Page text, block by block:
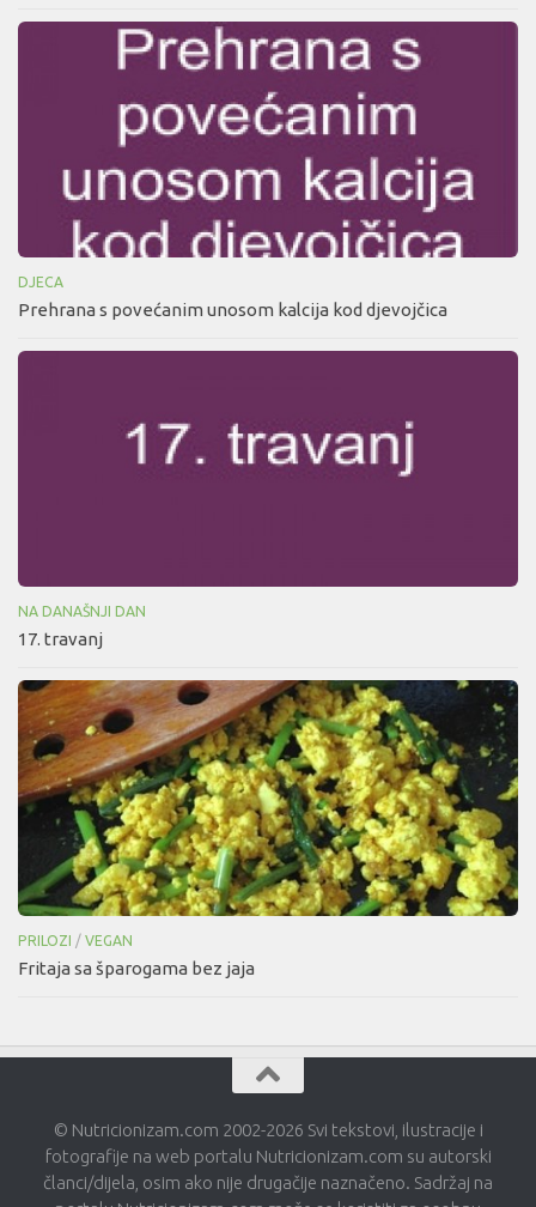
DJECA
Prehrana s povećanim unosom kalcija kod djevojčica
NA DANAŠNJI DAN
17. travanj
PRILOZI / VEGAN
Fritaja sa šparogama bez jaja
© Nutricionizam.com 2002-2026 Svi tekstovi, ilustracije i
fotografije na web portalu Nutricionizam.com su autorski
članci/dijela, osim ako nije drugačije naznačeno. Sadržaj na